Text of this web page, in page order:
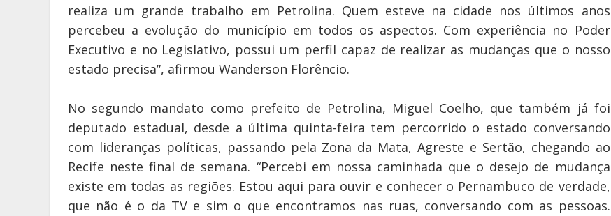
realiza um grande trabalho em Petrolina. Quem esteve na cidade nos últimos anos
percebeu a evolução do município em todos os aspectos. Com experiência no Poder
Executivo e no Legislativo, possui um perfil capaz de realizar as mudanças que o nosso
estado precisa”, afirmou Wanderson Florêncio.
No segundo mandato como prefeito de Petrolina, Miguel Coelho, que também já foi
deputado estadual, desde a última quinta-feira tem percorrido o estado conversando
com lideranças políticas, passando pela Zona da Mata, Agreste e Sertão, chegando ao
Recife neste final de semana. “Percebi em nossa caminhada que o desejo de mudança
existe em todas as regiões. Estou aqui para ouvir e conhecer o Pernambuco de verdade,
que não é o da TV e sim o que encontramos nas ruas, conversando com as pessoas.